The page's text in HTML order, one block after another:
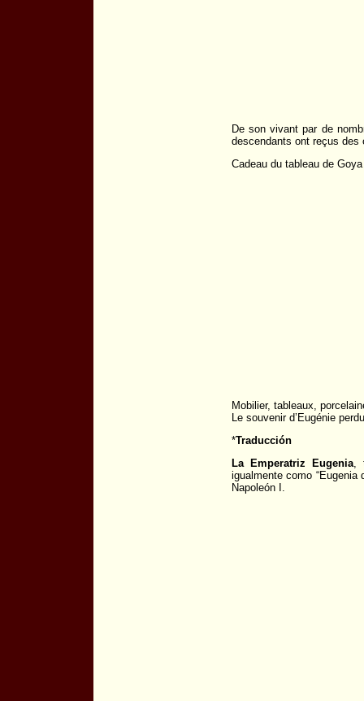
De son vivant par de
descendants ont reçus des
Cadeau du tableau de
Mobilier, tableaux,
Le souvenir d’Eugénie
*Traducción
La Emperatriz Eugenia,
igualmente como “Eugenia
Napoleón I.